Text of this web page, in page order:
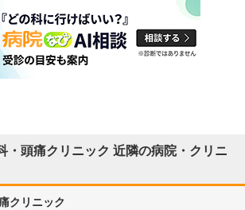
・頭痛クリニック 近隣の病院・クリニ
クリニック